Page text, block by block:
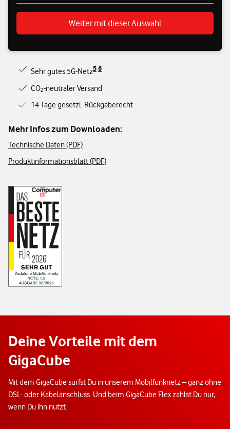
Weiter mit dieser Auswahl
Sehr gutes 5G-Netz56
CO2-neutraler Versand
14 Tage gesetzl. Rückgaberecht
Mehr Infos zum Downloaden:
Technische Daten (PDF)
Produktinformationsblatt (PDF)
Deine Vorteile mit dem
GigaCube
Mit dem GigaCube surfst Du in unserem Mobilfunknetz – ganz ohne
DSL- oder Kabelanschluss. Und beim GigaCube Flex zahlst Du nur,
wenn Du ihn nutzt.